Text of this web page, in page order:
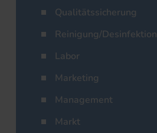
Qualitätssicherung
Reinigung/Desinfektion
Labor
Marketing
Management
Markt